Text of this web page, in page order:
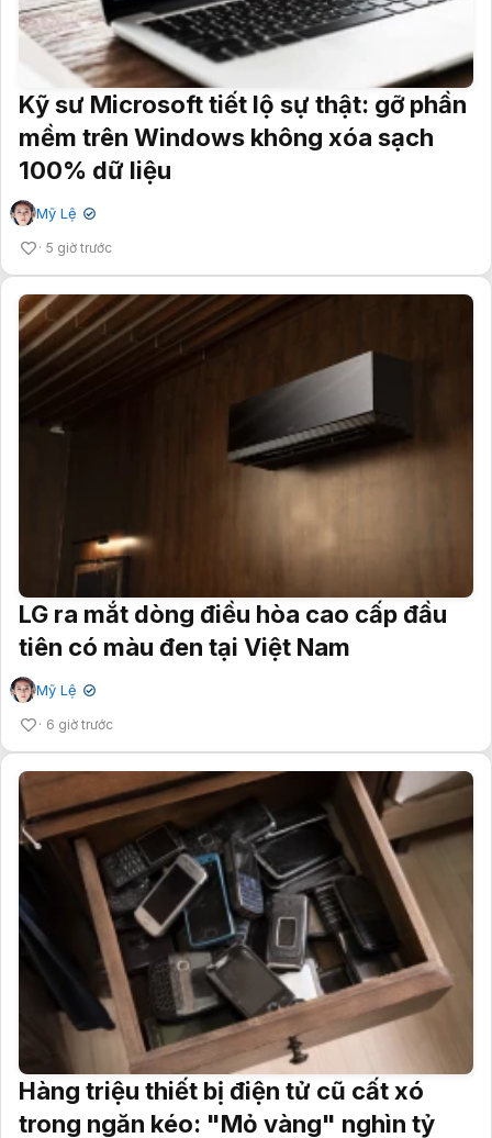
Kỹ sư Microsoft tiết lộ sự thật: gỡ phần
mềm trên Windows không xóa sạch
100% dữ liệu
Mỹ Lệ ✔
5 giờ trước
LG ra mắt dòng điều hòa cao cấp đầu
tiên có màu đen tại Việt Nam
Mỹ Lệ ✔
6 giờ trước
Hàng triệu thiết bị điện tử cũ cất xó
trong ngăn kéo: "Mỏ vàng" nghìn tỷ